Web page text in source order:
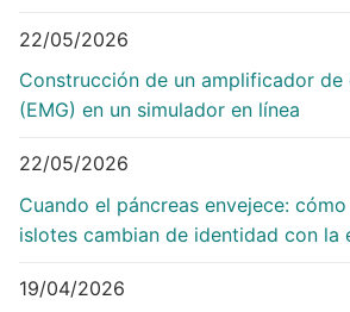
22/05/2026
Construcción de un amplificador
(EMG) en un simulador en línea
22/05/2026
Cuando el páncreas envejece:
islotes cambian de identidad con la
19/04/2026